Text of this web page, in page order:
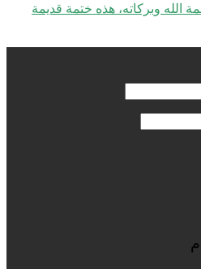
الله وبركاته، هذه ختمة قديمة